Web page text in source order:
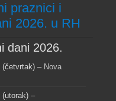
praznici i
2026. u RH
dani 2026.
(četvrtak) – Nova
–